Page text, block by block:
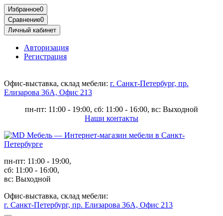
Избранное0
Сравнение0
Личный кабинет
Авторизация
Регистрация
Офис-выставка, склад мебели: г. Санкт-Петербург, пр.
Елизарова 36А, Офис 213
пн-пт: 11:00 - 19:00, сб: 11:00 - 16:00, вс: Выходной
Наши контакты
пн-пт: 11:00 - 19:00,
сб: 11:00 - 16:00,
вс: Выходной
Офис-выставка, склад мебели:
г. Санкт-Петербург, пр. Елизарова 36А, Офис 213